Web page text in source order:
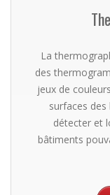
La
des
jeux de
surfaces
détecter et
bâtiments